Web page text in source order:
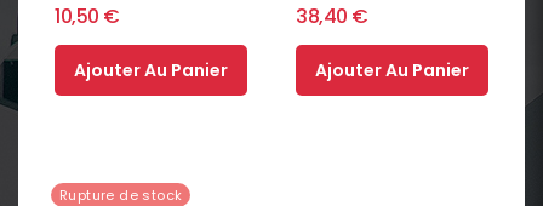
10,50 €
Ajouter Au Panier
38,40 €
Ajouter Au Panier
Rupture de stock